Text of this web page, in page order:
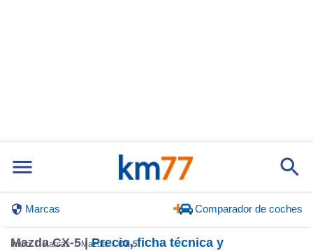
Marcas Comparador de coches
Inicio Marcas Mazda CX-5
Mazda CX-5 |Precio, ficha técnica y